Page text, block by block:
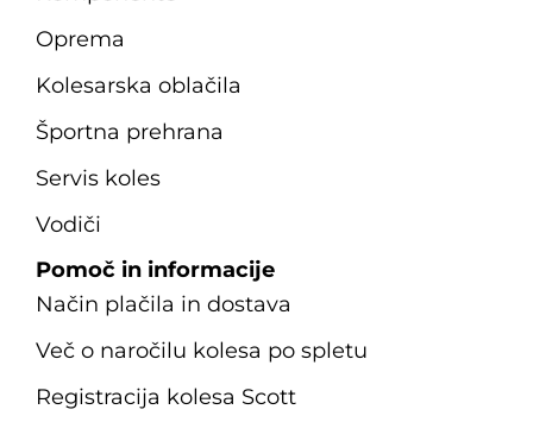
Oprema
Kolesarska oblačila
Športna prehrana
Servis koles
Vodiči
Pomoč in informacije
Način plačila in dostava
Več o naročilu kolesa po spletu
Registracija kolesa Scott